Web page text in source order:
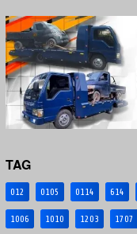
TAG
012 0105 0114 614
1006 1010 1203 1707